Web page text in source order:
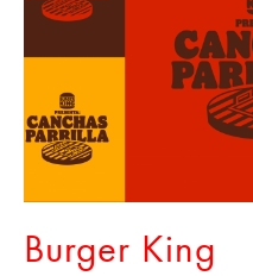
Burger King